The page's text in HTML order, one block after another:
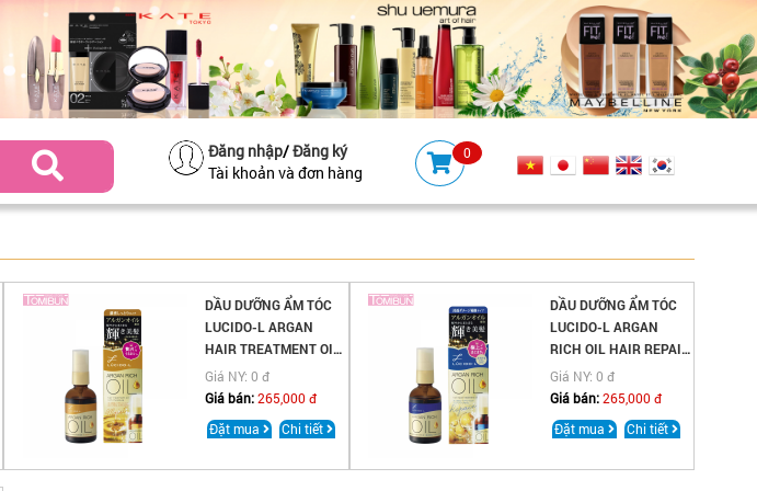
Đăng nhập/Đăng ký
Tài khoản và đơn hàng
0
DẦU DƯỠNG ẨM TÓC
LUCIDO-L ARGAN
HAIR TREATMENT OIL
RICH MOISTURE 60ML
Giá NY: 0 đ
Giá bán:265,000 đ
Đặt mua
Chi tiết
DẦU DƯỠNG ẨM TÓC
LUCIDO-L ARGAN
RICH OIL HAIR REPAIR
TREATMENT 60ML
Giá NY: 0 đ
Giá bán:265,000 đ
Đặt mua
Chi tiết